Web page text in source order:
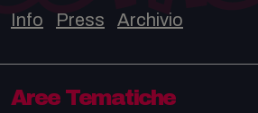
Info Press Archivio
Aree Tematiche